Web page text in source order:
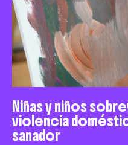
Niñas y niños
violencia
sanador